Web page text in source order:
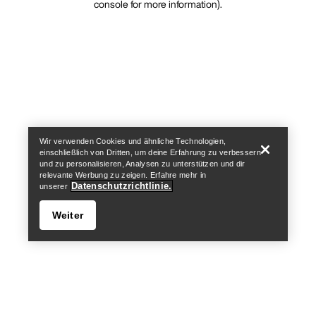
console for more information).
Wir verwenden Cookies und ähnliche Technologien,
einschließlich von Dritten, um deine Erfahrung zu verbessern
und zu personalisieren, Analysen zu unterstützen und dir
relevante Werbung zu zeigen. Erfahre mehr in
unserer Datenschutzrichtlinie.
Weiter